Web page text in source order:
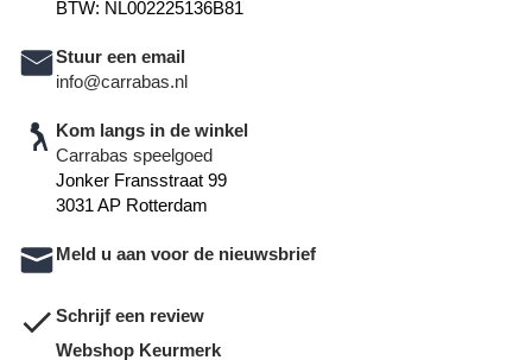
BTW: NL002225136B81
Stuur een email
info@carrabas.nl
Kom langs in de winkel
Carrabas speelgoed
Jonker Fransstraat 99
3031 AP Rotterdam
Meld u aan voor de nieuwsbrief
Schrijf een review
Webshop Keurmerk